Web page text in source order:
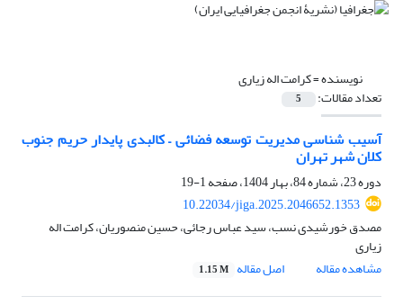
نویسنده =کرامت اله زیاری
تعداد مقالات: 5
آسیب شناسی مدیریت توسعه فضائی – کالبدی پایدار حریم جنوب
کلان شهر تهران
دوره 23، شماره 84، بهار 1404، صفحه
1-19
10.22034/jiga.2025.2046652.1353
مصدق خورشیدی نسب، سید عباس رجائی، حسین منصوریان، کرامت اله
زیاری
مشاهده مقاله
اصل مقاله 1.15 M